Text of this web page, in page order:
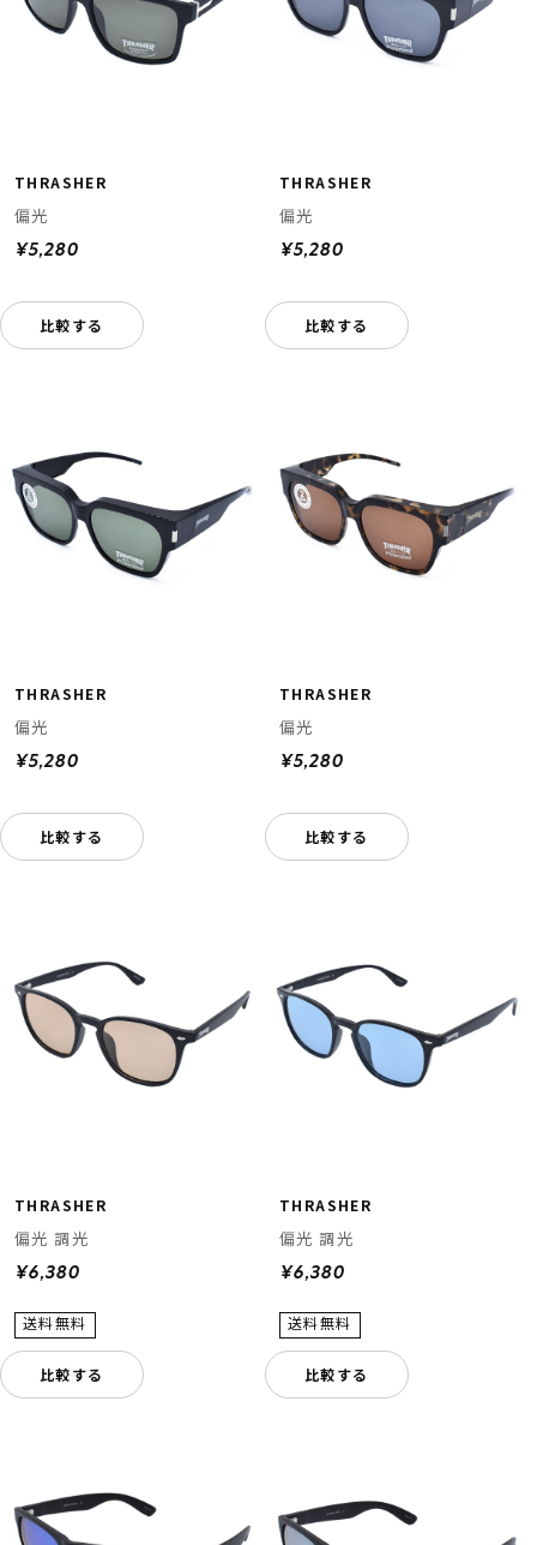
THRASHER
偏光
¥5,280
比較する
THRASHER
偏光
¥5,280
比較する
THRASHER
偏光
¥5,280
比較する
THRASHER
偏光
¥5,280
比較する
THRASHER
偏光 調光
¥6,380
比較する
THRASHER
偏光 調光
¥6,380
比較する